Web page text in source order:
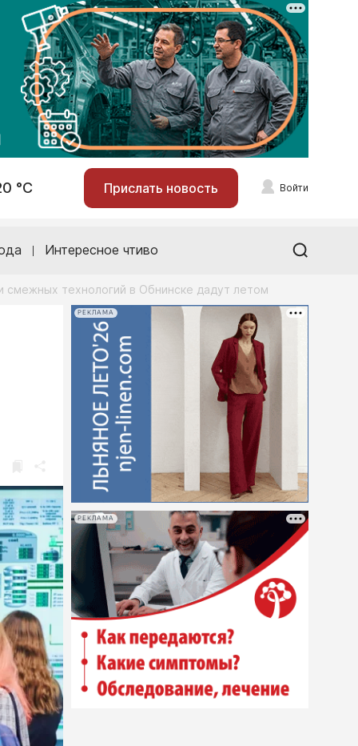
°С Прислать новость Войти
Интересное чтиво
технологий в Обнинске дадут летом
РЕКЛАМА
РЕКЛАМА